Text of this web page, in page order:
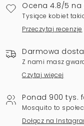
Ocena 4.8/5 na
Tysiące kobiet
Przeczytaj recenzje
Darmowa
Z nami masz
Czytaj więcej
Ponad 900 tys.
Mosquito to
Dołącz na